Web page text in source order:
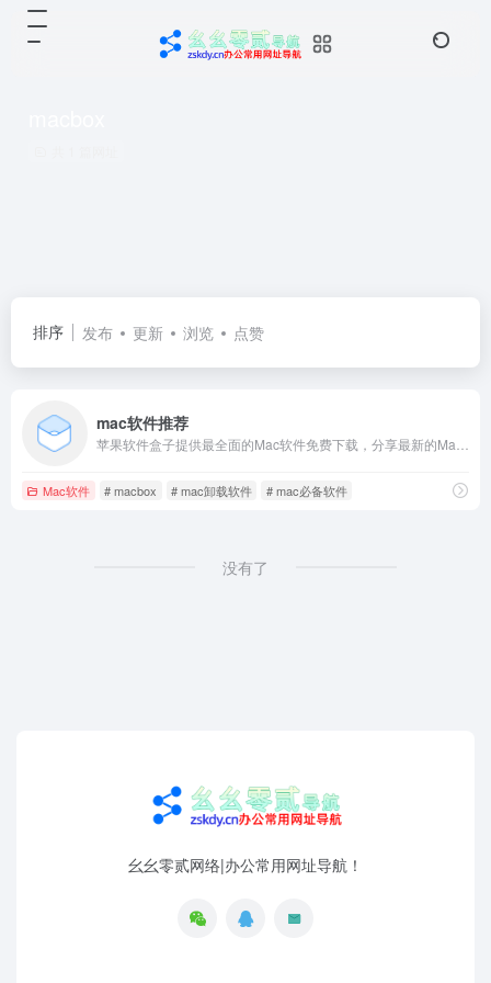
排序 发布 更新 浏览 点赞
mac软件推荐
Mac软件 # macbox # mac卸载软件 # mac必备软件
没有了
幺幺零贰网络|办公常用网址导航！